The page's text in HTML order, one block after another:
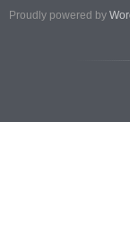
Proudly powered by